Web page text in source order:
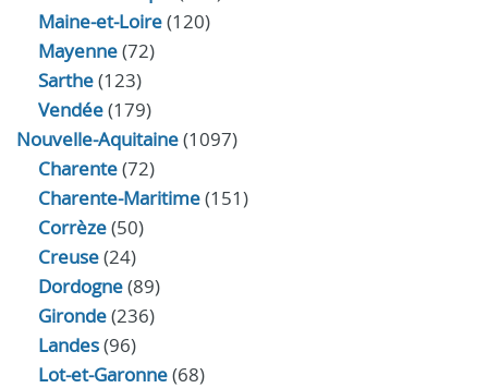
Maine-et-Loire(120)
Mayenne(72)
Sarthe(123)
Vendée(179)
Nouvelle-Aquitaine(1097)
Charente(72)
Charente-Maritime(151)
Corrèze(50)
Creuse(24)
Dordogne(89)
Gironde(236)
Landes(96)
Lot-et-Garonne(68)